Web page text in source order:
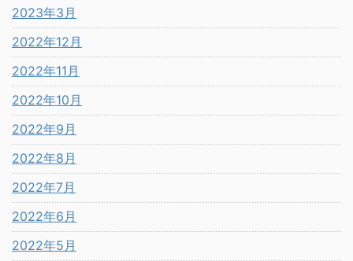
2023年3月
2022年12月
2022年11月
2022年10月
2022年9月
2022年8月
2022年7月
2022年6月
2022年5月